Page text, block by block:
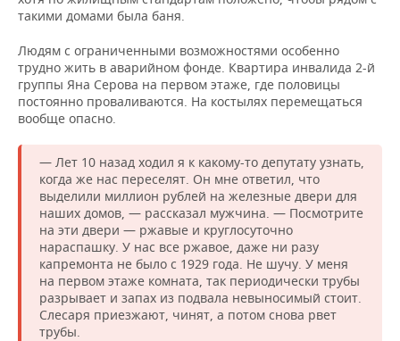
такими домами была баня.
Людям с ограниченными возможностями особенно
трудно жить в аварийном фонде. Квартира инвалида 2-й
группы Яна Серова на первом этаже, где половицы
постоянно проваливаются. На костылях перемещаться
вообще опасно.
— Лет 10 назад ходил я к какому-то депутату узнать,
когда же нас переселят. Он мне ответил, что
выделили миллион рублей на железные двери для
наших домов, — рассказал мужчина. — Посмотрите
на эти двери — ржавые и круглосуточно
нараспашку. У нас все ржавое, даже ни разу
капремонта не было с 1929 года. Не шучу. У меня
на первом этаже комната, так периодически трубы
разрывает и запах из подвала невыносимый стоит.
Слесаря приезжают, чинят, а потом снова рвет
трубы.